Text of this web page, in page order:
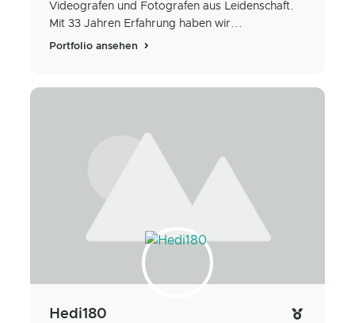
Videografen und Fotografen aus Leidenschaft.
Mit 33 Jahren Erfahrung haben wir...
Portfolio ansehen
Hedi180